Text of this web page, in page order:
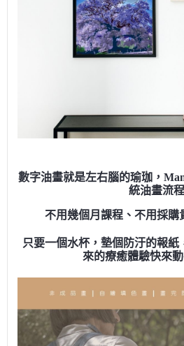
數字油畫就是左右腦的瑜珈，
統油畫流程
不用幾個月課程、不用採購
只要一個水杯，墊個防汙的報
來的療癒體驗快來